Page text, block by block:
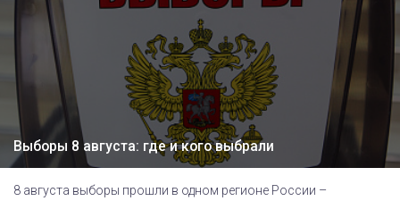
Выборы 8 августа: где и кого выбрали
8 августа выборы прошли в одном регионе России –